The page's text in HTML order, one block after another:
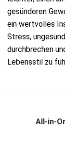
gesünderen
ein wertvolles
Stress,
durchbrechen
Lebensstil zu
All-in-